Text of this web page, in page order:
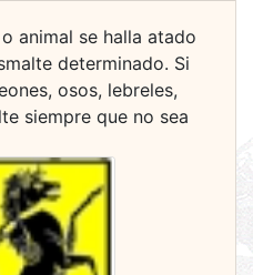
animal se halla atado
determinado. Si
osos, lebreles,
siempre que no sea